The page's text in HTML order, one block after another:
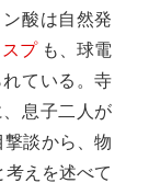
酸は自然発
プ も、球電
ている。寺
息子二人が
談から、物
考えを述べて